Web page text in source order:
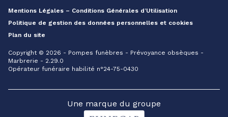
Mentions Légales – Conditions Générales d’Utilisation
Politique de gestion des données personnelles et cookies
Plan du site
Copyright © 2026 - Pompes funèbres - Prévoyance obsèques -
Marbrerie - 2.29.0
Opérateur funéraire habilité n°24-75-0430
Une marque du groupe